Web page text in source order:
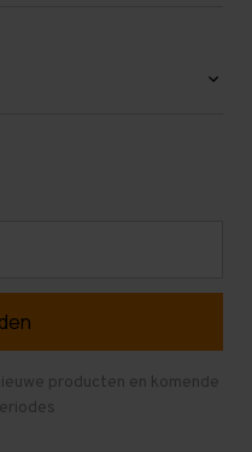
producten en komende